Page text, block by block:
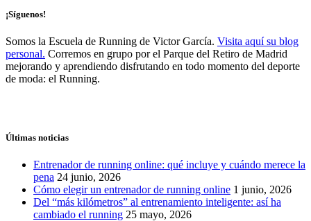
¡Síguenos!
Somos la Escuela de Running de Victor García. Visita aquí su blog
personal. Corremos en grupo por el Parque del Retiro de Madrid
mejorando y aprendiendo disfrutando en todo momento del deporte
de moda: el Running.
Últimas noticias
Entrenador de running online: qué incluye y cuándo merece la
pena 24 junio, 2026
Cómo elegir un entrenador de running online 1 junio, 2026
Del “más kilómetros” al entrenamiento inteligente: así ha
cambiado el running 25 mayo, 2026